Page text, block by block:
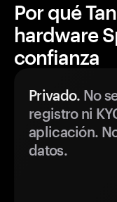
Por qué
hardware
confianza
Privado. No
registro ni
aplicación.
datos.